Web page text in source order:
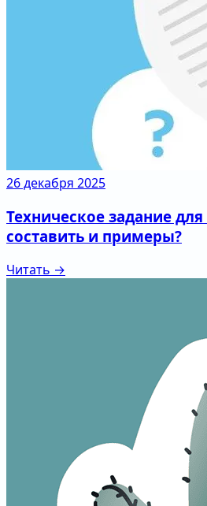
26 декабря 2025
Техническое задание
составить и примеры?
Читать →